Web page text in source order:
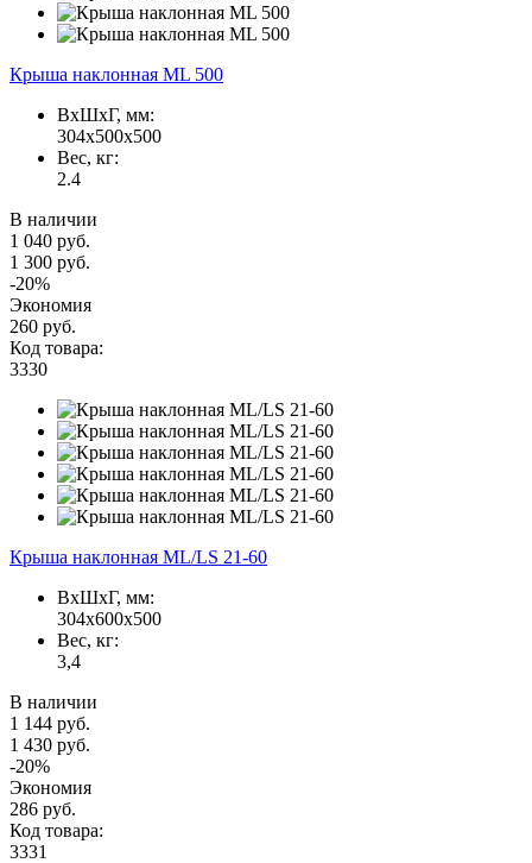
Крыша наклонная ML 500
ВxШxГ, мм:
304x500x500
Вес, кг:
2.4
В наличии
1 040 руб.
1 300 руб.
-20%
Экономия
260 руб.
Код товара:
3330
Крыша наклонная ML/LS 21-60
ВxШxГ, мм:
304x600x500
Вес, кг:
3,4
В наличии
1 144 руб.
1 430 руб.
-20%
Экономия
286 руб.
Код товара:
3331